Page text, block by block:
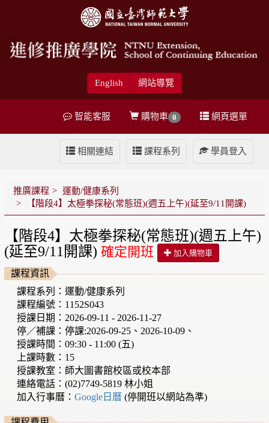
English 網站導覽
網頁選單
購物車 0
智能客服
學員登入
課程系列
相關連結
推廣課程
運動/健康系列
【階段4】太極拳探秘(常態班)(週五上午)(延至9/11開課)
【階段4】太極拳探秘(常態班)(週五上午)
(延至9/11開課) 確定開班 加入購物車
課程資訊
課程系列：運動/健康系列
課程編號：1152S043
授課日期：2026-09-11 - 2026-11-27
停／補課：停課:2026-09-25、2026-10-09、
授課時間：09:30 - 11:00 (五)
上課時數：15
授課教室：師大圖書館校區或校本部
連絡電話：(02)7749-5819 林小姐
加入行事曆：Google日曆(停開班以網站為準)